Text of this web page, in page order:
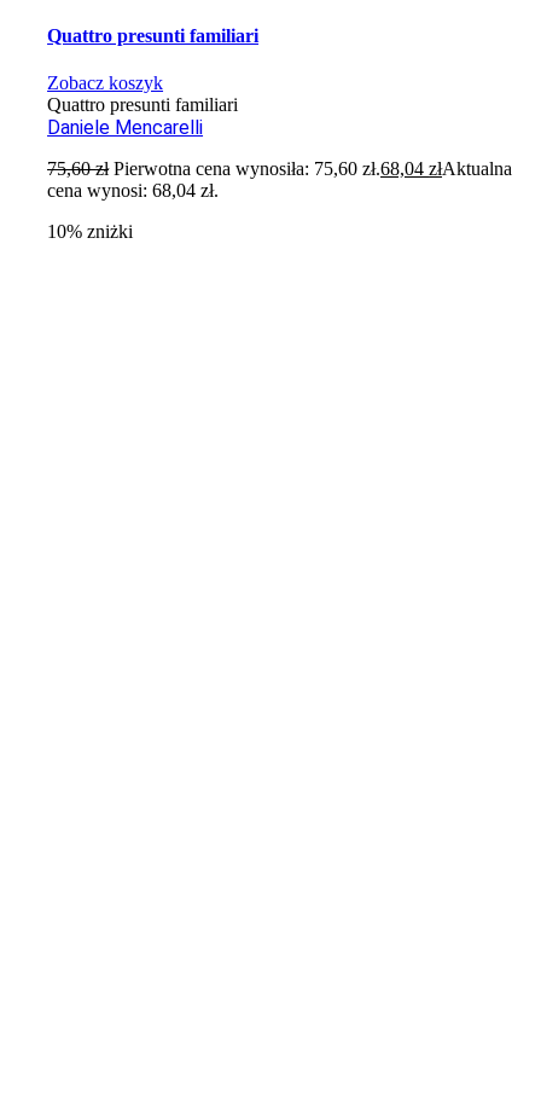
Quattro presunti familiari
Zobacz koszyk
Quattro presunti familiari
Daniele Mencarelli
75,60zł Pierwotna cena wynosiła: 75,60 zł.68,04złAktualna
cena wynosi: 68,04 zł.
10% zniżki